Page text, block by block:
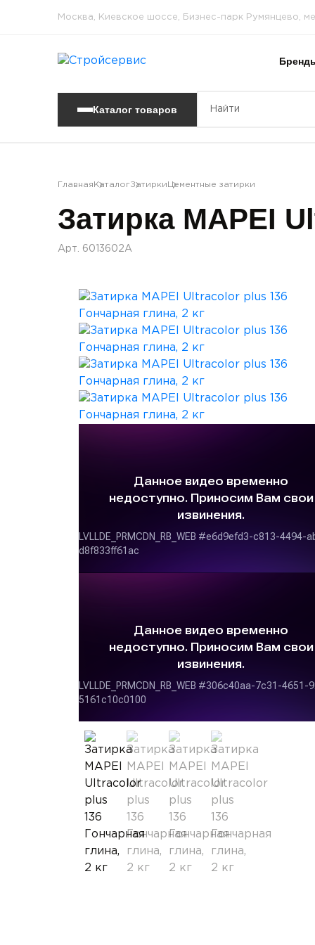
Москва, Киевское шоссе, Бизнес-парк Румянцево,
Каталог товаров
Главная КаталогЗатирки Цементные затирки
Затирка MAPEI
Арт. 6013602A